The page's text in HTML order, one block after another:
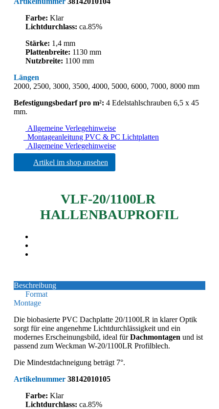
Farbe: Klar
Lichtdurchlass: ca.85%
Stärke: 1,4 mm
Plattenbreite: 1130 mm
Nutzbreite: 1100 mm
Längen
2000, 2500, 3000, 3500, 4000, 5000, 6000, 7000, 8000 mm
Befestigungsbedarf pro m²: 4 Edelstahlschrauben 6,5 x 45
mm.
Allgemeine Verlegehinweise
Montageanleitung PVC & PC Lichtplatten
Allgemeine Verlegehinweise
Artikel im shop ansehen
VLF-20/1100LR
HALLENBAUPROFIL
Beschreibung
Format
Montage
Die biobasierte PVC Dachplatte 20/1100LR in klarer Optik
sorgt für eine angenehme Lichtdurchlässigkeit und ein
modernes Erscheinungsbild, ideal fürDachmontagen und ist
passend zum Weckman W-20/1100LR Profilblech.
Die Mindestdachneigung beträgt 7°.
Artikelnummer 38142010105
Farbe: Klar
Lichtdurchlass: ca.85%